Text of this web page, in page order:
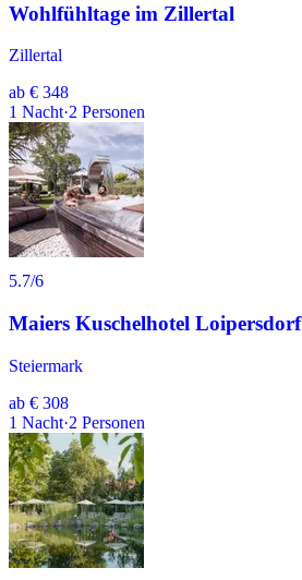
Wohlfühltage im Zillertal
Zillertal
ab € 348
1 Nacht·2 Personen
5.7/6
Maiers Kuschelhotel Loipersdorf
Steiermark
ab € 308
1 Nacht·2 Personen